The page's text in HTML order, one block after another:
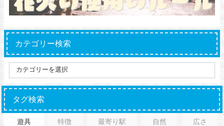
カテゴリー検索
タグ検索
遊具 特徴 最寄り駅 自然 広さ